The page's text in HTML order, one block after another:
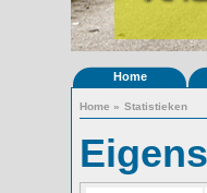
Home
Home » Statistieken